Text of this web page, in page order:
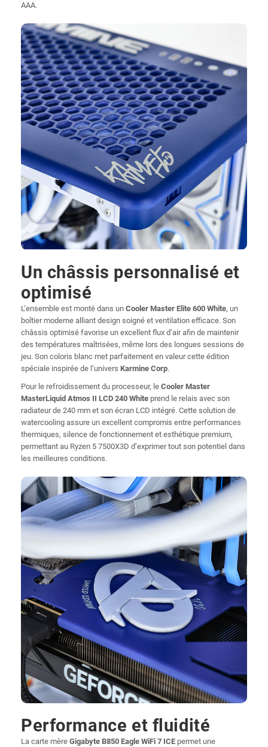
AAA.
Un châssis personnalisé et
optimisé
L’ensemble est monté dans un Cooler Master Elite 600 White, un
boîtier moderne alliant design soigné et ventilation efficace. Son
châssis optimisé favorise un excellent flux d’air afin de maintenir
des températures maîtrisées, même lors des longues sessions de
jeu. Son coloris blanc met parfaitement en valeur cette édition
spéciale inspirée de l’univers Karmine Corp.
Pour le refroidissement du processeur, le Cooler Master
MasterLiquid Atmos II LCD 240 White prend le relais avec son
radiateur de 240 mm et son écran LCD intégré. Cette solution de
watercooling assure un excellent compromis entre performances
thermiques, silence de fonctionnement et esthétique premium,
permettant au Ryzen 5 7500X3D d’exprimer tout son potentiel dans
les meilleures conditions.
Performance et fluidité
La carte mère Gigabyte B850 Eagle WiFi 7 ICE permet une